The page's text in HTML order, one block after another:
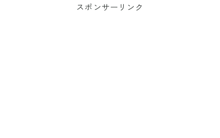
スポンサーリンク